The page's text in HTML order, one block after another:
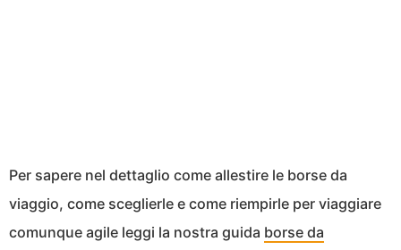
Per sapere nel dettaglio come allestire le borse da
viaggio, come sceglierle e come riempirle per viaggiare
comunque agile leggi la nostra guida borse da